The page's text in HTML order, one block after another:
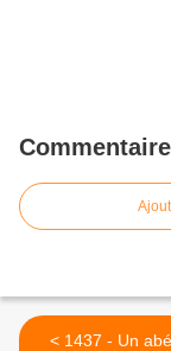
< 1437 - Un abécédaire